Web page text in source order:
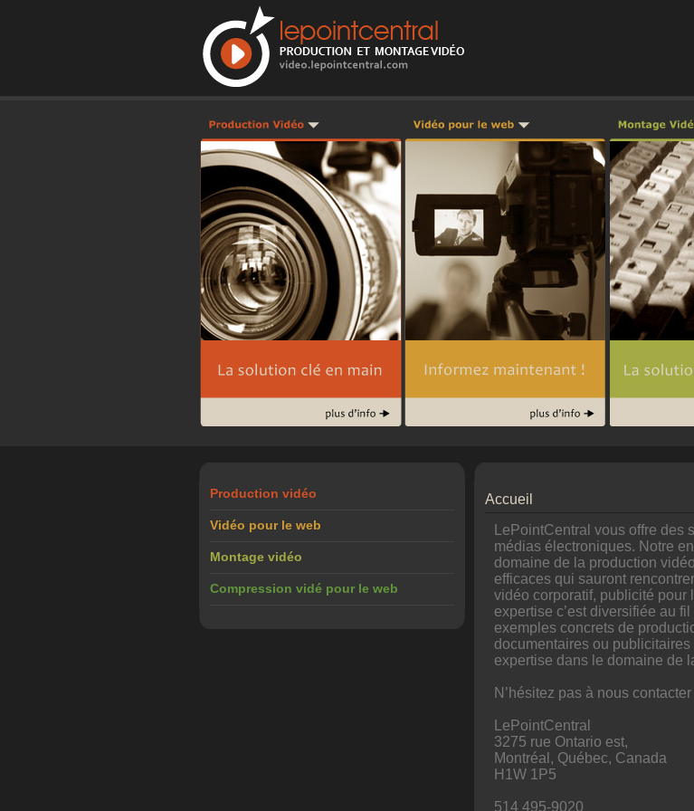
Production vidéo
Vidéo pour le web
Montage vidéo
Compression vidé pour le web
Accueil
LePointCentral vous offre
médias électroniques. Notre
domaine de la production
efficaces qui sauront
vidéo corporatif, publicité pour
expertise c’est diversifiée au
exemples concrets de
documentaires ou
expertise dans le domaine de
N’hésitez pas à nous
LePointCentral
3275 rue Ontario est,
Montréal, Québec, Canada
H1W 1P5
514 495-9020